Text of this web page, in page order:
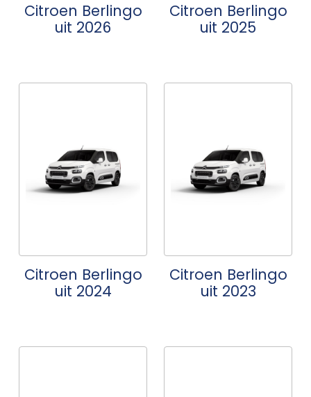
Citroen Berlingo
uit 2026
Citroen Berlingo
uit 2025
Citroen Berlingo
uit 2024
Citroen Berlingo
uit 2023